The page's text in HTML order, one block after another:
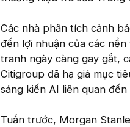
Các nhà phân tích cảnh
đến lợi nhuận của các
tranh ngày càng gay gắt,
Citigroup đã hạ giá mục
sáng kiến AI liên quan
Tuần trước, Morgan